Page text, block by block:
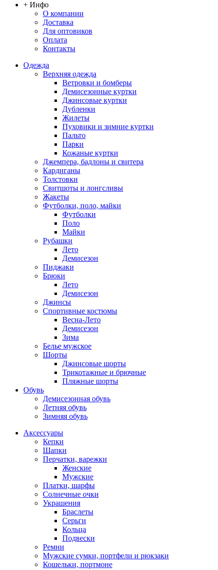
+ Инфо
О компании
Доставка
Для оптовиков
Оплата
Контакты
Одежда
Верхняя одежда
Ветровки и бомберы
Демисезонные куртки
Джинсовые куртки
Дубленки
Жилеты
Пуховики и зимние куртки
Пальто
Парки
Кожаные куртки
Джемпера, бадлоны и свитера
Кардиганы
Толстовки
Свитшоты и лонгсливы
Жакеты
Футболки, поло, майки
Футболки
Поло
Майки
Рубашки
Лето
Демисезон
Пиджаки
Брюки
Лето
Демисезон
Джинсы
Спортивные костюмы
Весна-Лето
Демисезон
Зима
Белье мужское
Шорты
Джинсовые шорты
Трикотажные и брючные
Пляжные шорты
Обувь
Демисезонная обувь
Летняя обувь
Зимняя обувь
Аксессуары
Кепки
Шапки
Перчатки, варежки
Женские
Мужские
Платки, шарфы
Солнечные очки
Украшения
Браслеты
Серьги
Кольца
Подвески
Ремни
Мужские сумки, портфели и рюкзаки
Кошельки, портмоне